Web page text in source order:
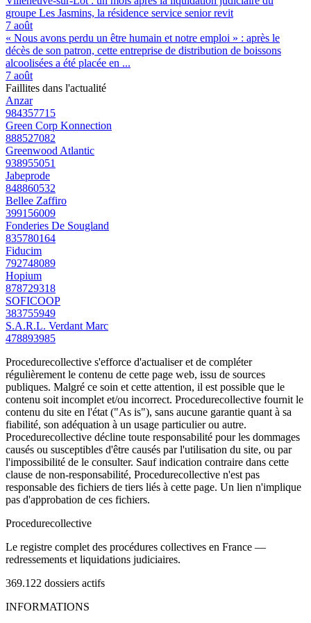
groupe Les Jasmins, la résidence service senior revit
7 août
« Nous avons perdu un être humain et notre emploi » : après le
décès de son patron, cette entreprise de distribution de boissons
alcoolisées a été placée en ...
7 août
Faillites dans l'actualité
Anzar
984357715
Green Corp Konnection
888527082
Greenwood Atlantic
938955051
Jabeprode
848860532
Bellee Zaffiro
399156009
Fonderies De Sougland
835780164
Fiducim
792748089
Hopium
878729318
SOFICOOP
383755949
S.A.R.L. Verdant Marc
478893985
Procedurecollective s'efforce d'actualiser et de compléter
régulièrement le contenu de cette page web, issu de sources
publiques. Malgré ce soin et cette attention, il est possible que le
contenu soit incomplet et/ou incorrect. Procedurecollective fournit le
contenu du site en l'état ("As is"), sans aucune garantie quant à sa
fiabilité, son adéquation à un usage particulier ou autre.
Procedurecollective décline toute responsabilité pour les dommages
causés ou susceptibles d'être causés par l'utilisation du site, ou par
l'impossibilité de le consulter. Sauf indication contraire dans cette
clause de non-responsabilité, Procedurecollective n'est pas
responsable des fichiers de tiers liés à cette page. Un lien n'implique
pas d'approbation de ces fichiers.
Procedurecollective
Le registre complet des procédures collectives en France —
redressements et liquidations judiciaires.
369.122 dossiers actifs
INFORMATIONS